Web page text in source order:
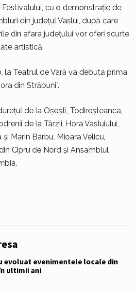
cu o demonstrație de
din județul Vaslui, după care
din afara județului vor oferi scurte
artistică.
la Teatrul de Vară va debuta prima
din Străbuni”.
de la Oșești, Todireșteanca,
de la Târzii, Hora Vasluiului,
Marin Barbu, Mioara Velicu,
Cipru de Nord și Ansamblul
evoluat evenimentele locale din
ultimii ani